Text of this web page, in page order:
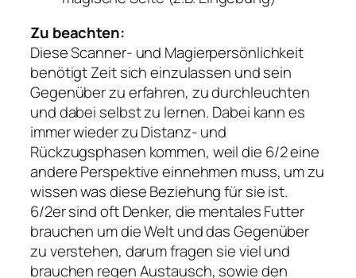
Zu beachten:
Diese Scanner- und Magierpersönlichkeit
benötigt Zeit sich einzulassen und sein
Gegenüber zu erfahren, zu durchleuchten
und dabei selbst zu lernen. Dabei kann es
immer wieder zu Distanz- und
Rückzugsphasen kommen, weil die 6/2 eine
andere Perspektive einnehmen muss, um zu
wissen was diese Beziehung für sie ist.
6/2er sind oft Denker, die mentales Futter
brauchen um die Welt und das Gegenüber
zu verstehen, darum fragen sie viel und
brauchen regen Austausch, sowie den